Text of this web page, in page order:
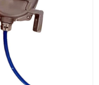
滑线指示灯
光电开关
拉绳开关
打滑开关